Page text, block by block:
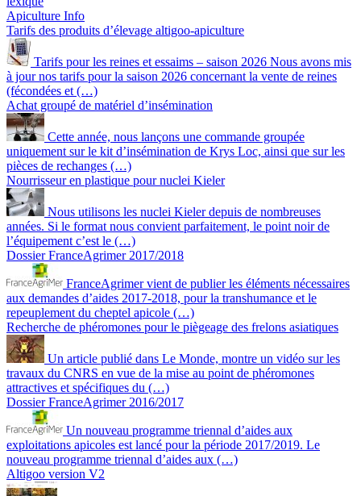
Apiculture Info
Tarifs des produits d’élevage altigoo-apiculture
Tarifs pour les reines et essaims – saison 2026 Nous avons mis
à jour nos tarifs pour la saison 2026 concernant la vente de reines
(fécondées et (…)
Achat groupé de matériel d’insémination
Cette année, nous lançons une commande groupée
uniquement sur le kit d’insémination de Krys Loc, ainsi que sur les
pièces de rechanges (…)
Nourrisseur en plastique pour nuclei Kieler
Nous utilisons les nuclei Kieler depuis de nombreuses
années. Si le format nous convient parfaitement, le point noir de
l’équipement c’est le (…)
Dossier FranceAgrimer 2017/2018
FranceAgrimer vient de publier les éléments nécessaires
aux demandes d’aides 2017-2018, pour la transhumance et le
repeuplement du cheptel apicole (…)
Recherche de phéromones pour le piègeage des frelons asiatiques
Un article publié dans Le Monde, montre un vidéo sur les
travaux du CNRS en vue de la mise au point de phéromones
attractives et spécifiques du (…)
Dossier FranceAgrimer 2016/2017
Un nouveau programme triennal d’aides aux
exploitations apicoles est lancé pour la période 2017/2019. Le
nouveau programme triennal d’aides aux (…)
Altigoo version V2